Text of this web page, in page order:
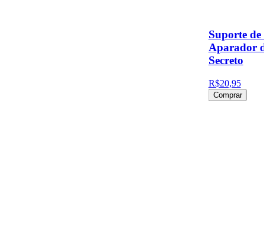
Suporte
Aparador
Secreto
R$20,95
Comprar